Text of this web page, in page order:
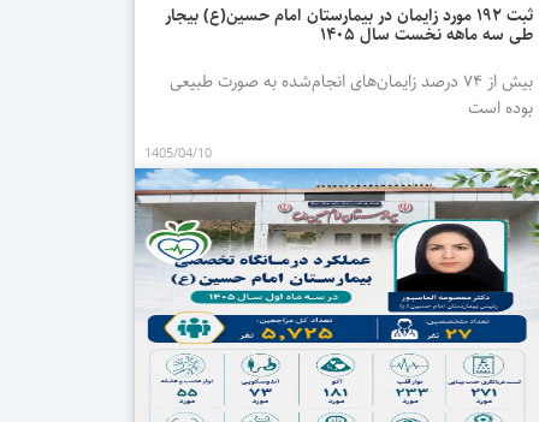
ثبت ۱۹۲ مورد زایمان در بیمارستان امام حسین(ع) بیجار
طی سه ماهه نخست سال ۱۴۰۵
بیش از ۷۴ درصد زایمان‌های انجام‌شده به صورت طبیعی
بوده است
1405/04/10